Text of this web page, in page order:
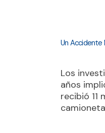
Un Accidente
Los
años
recibió 11